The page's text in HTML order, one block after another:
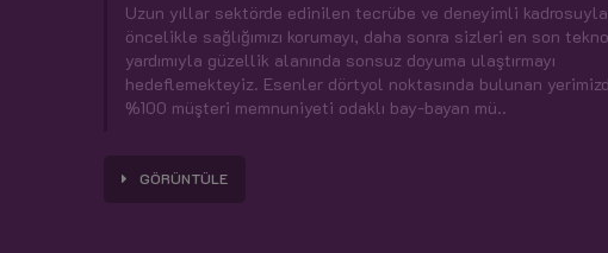
Uzun yıllar sektörde edinilen tecrübe ve deneyimli kadrosuyla
öncelikle sağlığımızı korumayı, daha sonra sizleri en son
yardımıyla güzellik alanında sonsuz doyuma ulaştırmayı
hedeflemekteyiz. Esenler dörtyol noktasında bulunan
%100 müşteri memnuniyeti odaklı bay-bayan mü..
GÖRÜNTÜLE